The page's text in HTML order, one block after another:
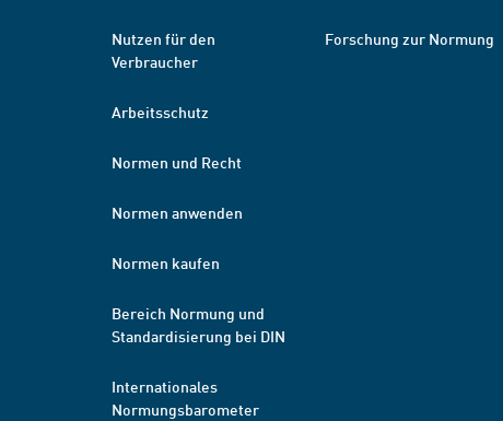
Nutzen für den
Verbraucher
Arbeitsschutz
Normen und Recht
Normen anwenden
Normen kaufen
Bereich Normung und
Standardisierung bei DIN
Internationales
Normungsbarometer
Forschung zur Normung